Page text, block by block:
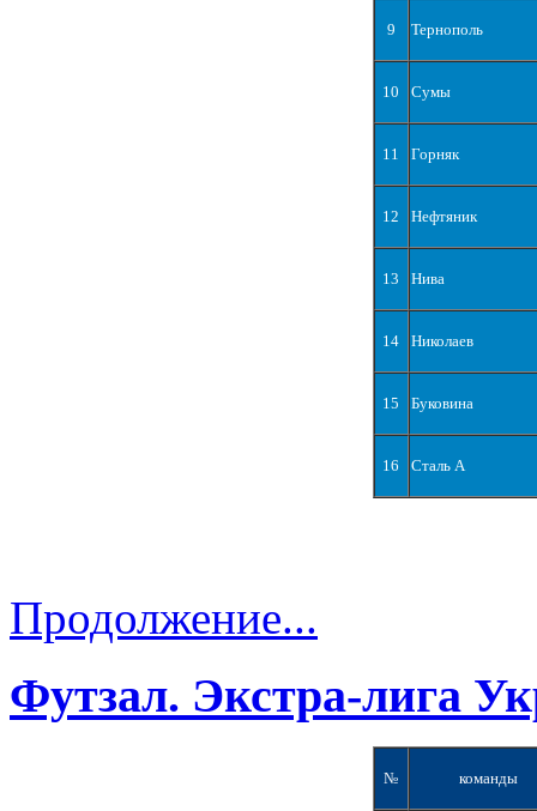
9 Тернополь
10 Сумы
11 Горняк
12 Нефтяник
13 Нива
14 Николаев
15 Буковина
16 Сталь А
Продолжение...
Футзал. Экстра-лига
№ команды